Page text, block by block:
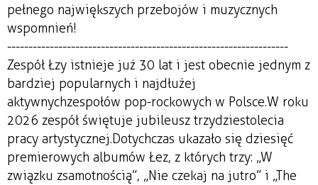
pełnego największych przebojów i muzycznych
wspomnień!
------------------------------------------------------------------
Zespół Łzy istnieje już 30 lat i jest obecnie jednym z
bardziej popularnych i najdłużej
aktywnychzespołów pop-rockowych w Polsce.W roku
2026 zespół świętuje jubileusz trzydziestolecia
pracy artystycznej.Dotychczas ukazało się dziesięć
premierowych albumów Łez, z których trzy: „W
związku zsamotnością”, „Nie czekaj na jutro” i „The